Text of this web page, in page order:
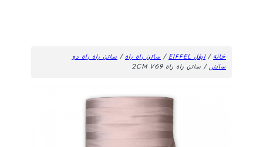
خانه/ایفل EIFFEL / ساتن راه راه/ ساتن راه راه دو
سانتی/ ساتن راه راه 2CM V69